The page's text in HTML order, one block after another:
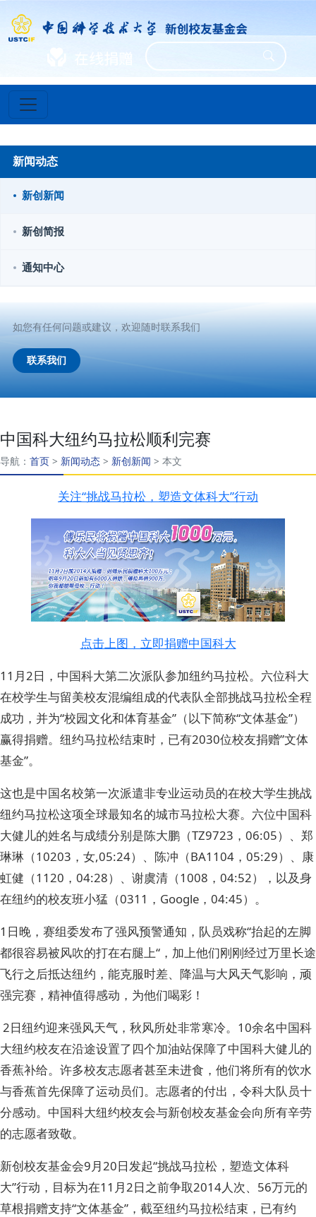
新闻动态
新创新闻
新创简报
通知中心
如您有任何问题或建议，欢迎随时联系我们
联系我们
中国科大纽约马拉松顺利完赛
导航： 首页 > 新闻动态 > 新创新闻 > 本文
关注“挑战马拉松，塑造文体科大”行动
点击上图，立即捐赠中国科大
11月2日，中国科大第二次派队参加纽约马拉松。六位科大
在校学生与留美校友混编组成的代表队全部挑战马拉松全程
成功，并为“校园文化和体育基金”（以下简称“文体基金”）
赢得捐赠。纽约马拉松结束时，已有2030位校友捐赠”文体
基金”。
这也是中国名校第一次派遣非专业运动员的在校大学生挑战
纽约马拉松这项全球最知名的城市马拉松大赛。六位中国科
大健儿的姓名与成绩分别是陈大鹏（TZ9723，06:05）、郑
琳琳（10203，女,05:24）、陈冲（BA1104，05:29）、康
虹健（1120，04:28）、谢虞清（1008，04:52），以及身
在纽约的校友班小猛（0311，Google，04:45）。
1日晚，赛组委发布了强风预警通知，队员戏称“抬起的左脚
都很容易被风吹的打在右腿上“，加上他们刚刚经过万里长途
飞行之后抵达纽约，能克服时差、降温与大风天气影响，顽
强完赛，精神值得感动，为他们喝彩！
2日纽约迎来强风天气，秋风所处非常寒冷。10余名中国科
大纽约校友在沿途设置了四个加油站保障了中国科大健儿的
香蕉补给。许多校友志愿者甚至未进食，他们将所有的饮水
与香蕉首先保障了运动员们。志愿者的付出，令科大队员十
分感动。中国科大纽约校友会与新创校友基金会向所有辛劳
的志愿者致敬。
新创校友基金会9月20日发起“挑战马拉松，塑造文体科
大”行动，目标为在11月2日之前争取2014人次、56万元的
草根捐赠支持“文体基金”，截至纽约马拉松结束，已有约